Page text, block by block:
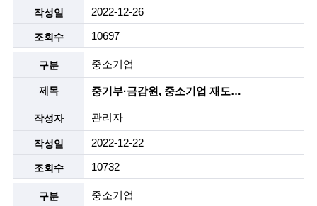
t
s
a
n
d
e
n
g
i
2022-12-26
10697
중소기업
중기부·금감원, 중소기업 재도약과 성장 위해 손잡는다
관리자
2022-12-22
10732
중소기업